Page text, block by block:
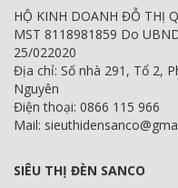
HỘ KINH DOANH ĐỖ THỊ
MST 8118981859 Do
25/022020
Địa chỉ: Số nhà 291, Tổ 2,
Nguyên
Điện thoại: 0866 115 966
Mail:
SIÊU THỊ ĐÈN SANCO